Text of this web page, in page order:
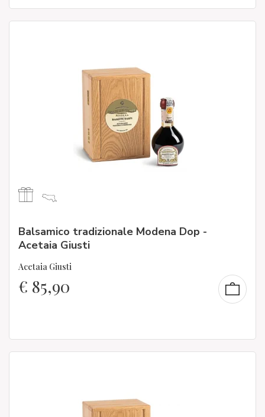
Balsamico tradizionale Modena Dop -
Acetaia Giusti
Acetaia Giusti
€ 85,90